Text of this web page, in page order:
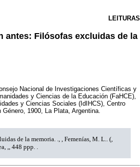
LEITURAS
antes: Filósofas excluidas de la
Nacional de Investigaciones Científicas y
y Ciencias de la Educación (FaHCE),
y Ciencias Sociales (IdIHCS), Centro
1900, La Plata, Argentina.
de la memoria. ., , Femenías, M. L.. (,
,, 448 ppp. .